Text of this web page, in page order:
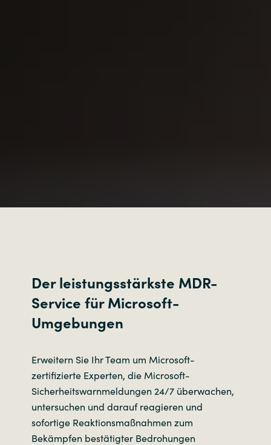
Der leistungsstärkste MDR-
Service für Microsoft-
Umgebungen
Erweitern Sie Ihr Team um Microsoft-
zertifizierte Experten, die Microsoft-
Sicherheitswarnmeldungen 24/7 überwachen,
untersuchen und darauf reagieren und
sofortige Reaktionsmaßnahmen zum
Bekämpfen bestätigter Bedrohungen